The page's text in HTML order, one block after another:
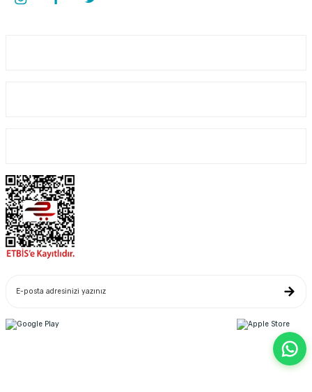
Copyright© 2022. Kredi kartı bilgileriniz 256bit SSL sertifikası ile korunmaktadır.